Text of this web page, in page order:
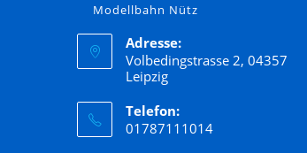
Modellbahn Nütz
Adresse:
Volbedingstrasse 2, 04357
Leipzig
Telefon:
01787111014